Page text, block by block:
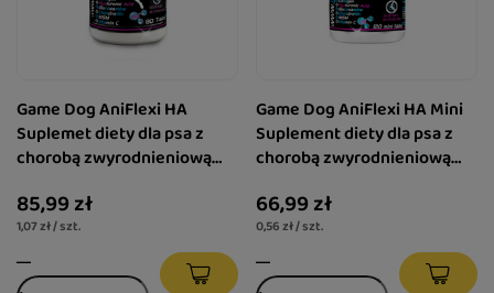
Game Dog AniFlexi HA
Suplemet diety dla psa z
chorobą zwyrodnieniową
tabletek
85,99 zł
1,07 zł / szt.
Game Dog AniFlexi HA Mini
Suplement diety dla psa z
chorobą zwyrodnieniową
tabletek
66,99 zł
0,56 zł / szt.